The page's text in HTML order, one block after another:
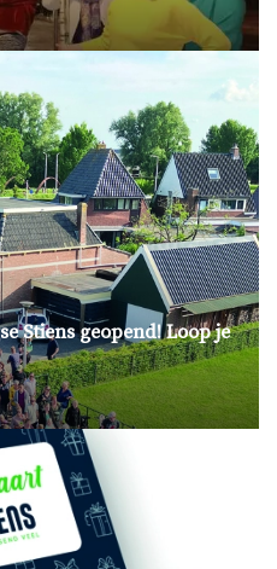
Stiens geopend! Loop je